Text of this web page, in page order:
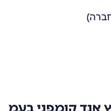
אנד קומפני בעמ